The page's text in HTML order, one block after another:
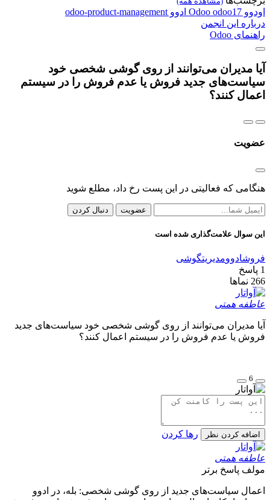
اودوو Odoo odoo17 ادوو odoo-product-management
درباره این انجمن
راهنمای Odoo
آیا مدیران می‌توانند از روی گوشی شخصی خود
سیاست‌های جدید فروش یا عدم فروش را در سیستم
اعمال کنند؟
عضویت
هنگامی که فعالیتی در این پست رخ داد، مطلع شوید
عضویت دنبال کردن
این سوال علامت‌گذاری شده است
فروشادوومدیریتگوشی
1 پاسخ
266 نماها
عاطفه همتی
آیا مدیران می‌توانند از روی گوشی شخصی خود سیاست‌های جدید
فروش یا عدم فروش را در سیستم اعمال کنند؟
6
اضافه کردن نظر رها کردن
عاطفه همتی
مولف پاسخ برتر
اعمال سیاست‌های جدید از روی گوشی شخصی: بله، در ادوو